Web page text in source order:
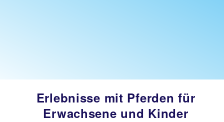
Erlebnisse mit Pferden für
Erwachsene und Kinder